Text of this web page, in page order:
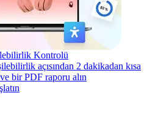
Kontrolü
açısından 2 dakikadan kısa
bir PDF raporu alın